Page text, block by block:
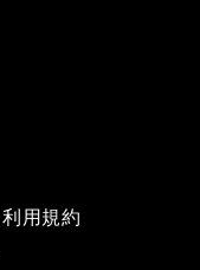
用規約